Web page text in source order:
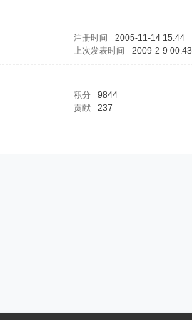
注册时间 2005-11-14 15:44
上次发表时间 2009-2-9 00:43
积分 9844
贡献 237